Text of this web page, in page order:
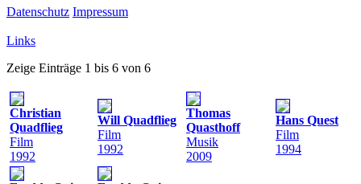
Datenschutz Impressum
Links
Zeige Einträge 1 bis 6 von 6
Christian
Quadflieg
Film
1992
Will Quadflieg
Film
1992
Thomas
Quasthoff
Musik
2009
Hans Quest
Film
1994